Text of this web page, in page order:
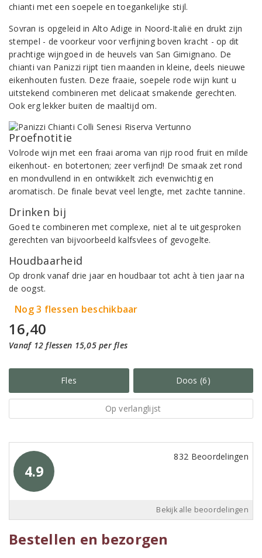
chianti met een soepele en toegankelijke stijl.
Sovran is opgeleid in Alto Adige in Noord-Italië en drukt zijn
stempel - de voorkeur voor verfijning boven kracht - op dit
prachtige wijngoed in de heuvels van San Gimignano. De
chianti van Panizzi rijpt tien maanden in kleine, deels nieuwe
eikenhouten fusten. Deze fraaie, soepele rode wijn kunt u
uitstekend combineren met delicaat smakende gerechten.
Ook erg lekker buiten de maaltijd om.
Proefnotitie
Volrode wijn met een fraai aroma van rijp rood fruit en milde
eikenhout- en botertonen; zeer verfijnd! De smaak zet rond
en mondvullend in en ontwikkelt zich evenwichtig en
aromatisch. De finale bevat veel lengte, met zachte tannine.
Drinken bij
Goed te combineren met complexe, niet al te uitgesproken
gerechten van bijvoorbeeld kalfsvlees of gevogelte.
Houdbaarheid
Op dronk vanaf drie jaar en houdbaar tot acht à tien jaar na
de oogst.
Nog 3 flessen beschikbaar
16,40
Vanaf 12 flessen 15,05 per fles
Fles Doos (6)
Op verlanglijst
4.9
832 Beoordelingen
Bekijk alle beoordelingen
Bestellen en bezorgen